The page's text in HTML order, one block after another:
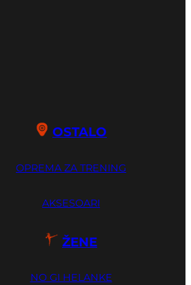
OSTALO
OPREMA ZA TRENING
AKSESOARI
ŽENE
NO GI HELANKE